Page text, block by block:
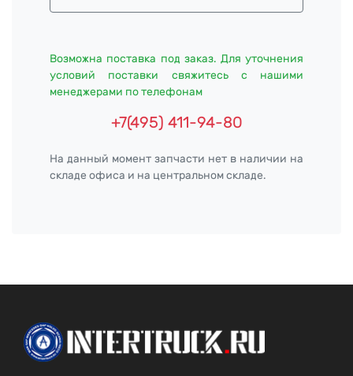
Возможна поставка под заказ. Для уточнения
условий поставки свяжитесь с нашими
менеджерами по телефонам
+7(495) 411-94-80
На данный момент запчасти нет в наличии на
складе офиса и на центральном складе.